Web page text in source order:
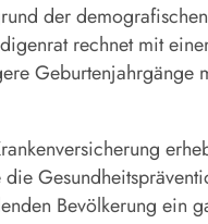
der
rechnet mit
Geburtenjahrgänge
Bevölkerung ein